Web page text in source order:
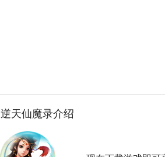
逆天仙魔录介绍